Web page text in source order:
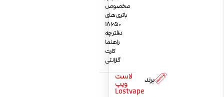
مخصوص
باتری های
18650
دفترچه
راهنما
کارت
گارانتی
برند لاست
ویپ
Lostvape